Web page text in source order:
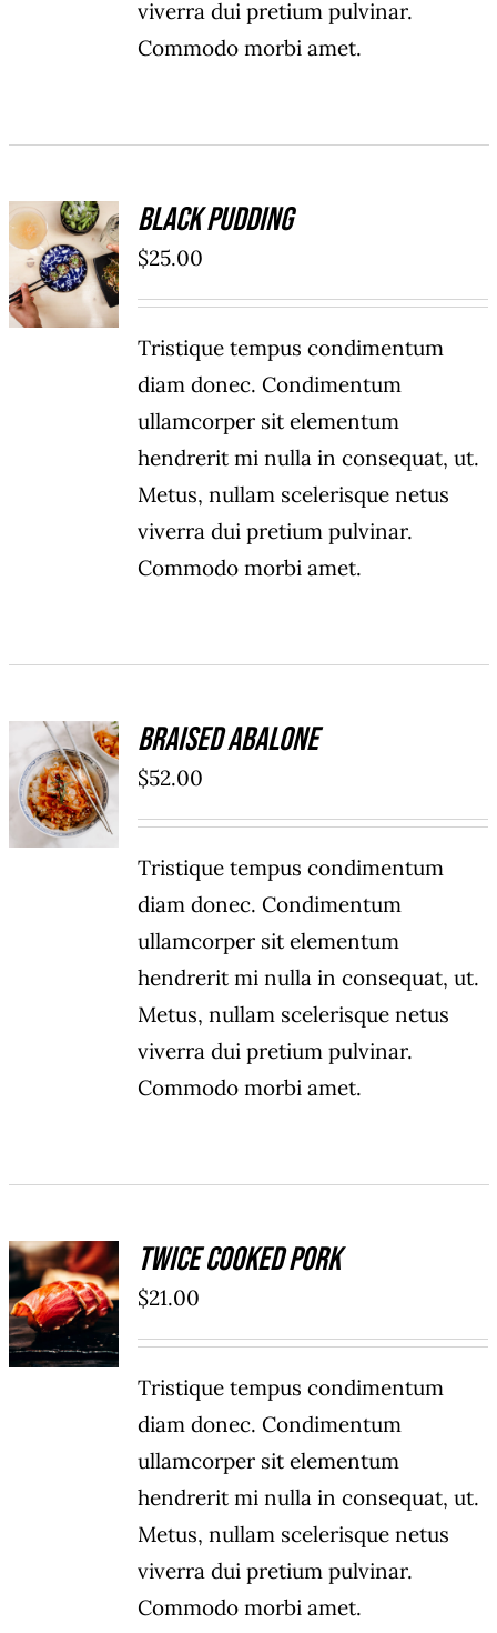
viverra dui pretium pulvinar.
Commodo morbi amet.
ADD TO
CART
/
DÉTAILS
Black Pudding
$25.00
Tristique tempus condimentum
diam donec. Condimentum
ullamcorper sit elementum
hendrerit mi nulla in consequat, ut.
Metus, nullam scelerisque netus
viverra dui pretium pulvinar.
Commodo morbi amet.
ADD TO
CART
/
DÉTAILS
Braised Abalone
$52.00
Tristique tempus condimentum
diam donec. Condimentum
ullamcorper sit elementum
hendrerit mi nulla in consequat, ut.
Metus, nullam scelerisque netus
viverra dui pretium pulvinar.
Commodo morbi amet.
ADD TO
CART
/
DÉTAILS
Twice Cooked Pork
$21.00
Tristique tempus condimentum
diam donec. Condimentum
ullamcorper sit elementum
hendrerit mi nulla in consequat, ut.
Metus, nullam scelerisque netus
viverra dui pretium pulvinar.
Commodo morbi amet.